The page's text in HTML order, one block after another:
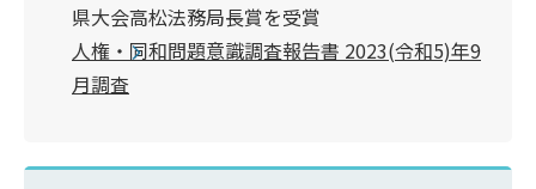
県大会高松法務局長賞を受賞
人権・同和問題意識調査報告書 2023(令和5)年9
月調査